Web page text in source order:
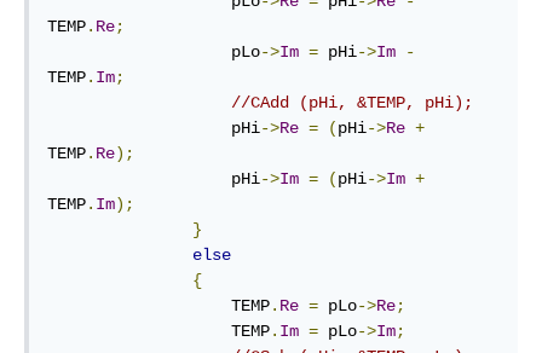
TEMP. Re;
                   pLo
->Im = pHi->Im
-
TEMP. Im;
                   pHi
->Re = (pHi->Re +
TEMP. Re);
                   pHi
->Im = (pHi->Im +
TEMP. Im);
}
else
{
                   TEMP
. Re = pLo->Re;
                   TEMP
. Im = pLo->Im;